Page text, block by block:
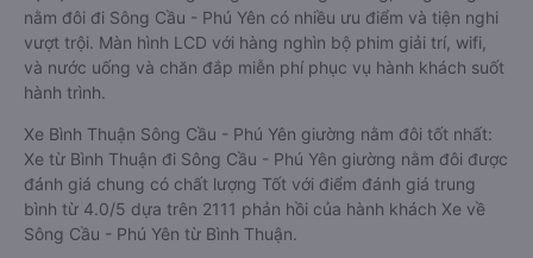
tại Việt Nam. Loại xe giường nằm đôi ra đời nhằm đáp ứng
yêu cầu ngày càng cao của khách hàng về chất lượng dịch
vụ vận tải. So với xe giường nằm thông thường, xe giường
nằm đôi đi Sông Cầu - Phú Yên có nhiều ưu điểm và tiện nghi
vượt trội. Màn hình LCD với hàng nghìn bộ phim giải trí, wifi,
và nước uống và chăn đắp miễn phí phục vụ hành khách suốt
hành trình.
Xe Bình Thuận Sông Cầu - Phú Yên giường nằm đôi tốt nhất:
Xe từ Bình Thuận đi Sông Cầu - Phú Yên giường nằm đôi được